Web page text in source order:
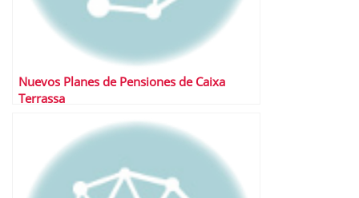
Nuevos Planes de Pensiones de Caixa
Terrassa